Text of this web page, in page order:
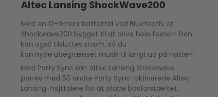
Altec Lansing ShockWave200
Med en 12-timers batteritid ved Bluetooth, er
Shockwave200 bygget til at drive hele festen! Den
kan også tilsluttes strøm, så du
kan nyde ubegrænset musik til langt ud på natten!
Med Party Sync kan Altec Lansing Shockwave
parres med 50 andre Party Sync-aktiverede Altec
Lansing-højttalere for at skabe basforstærket